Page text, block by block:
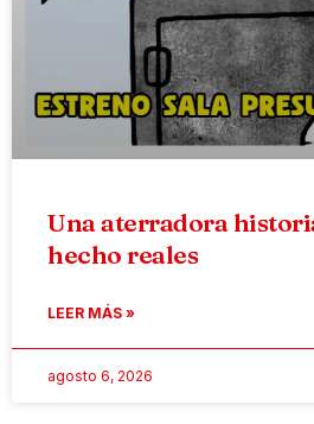
Una aterradora
hecho reales
LEER MÁS »
agosto 6, 2026